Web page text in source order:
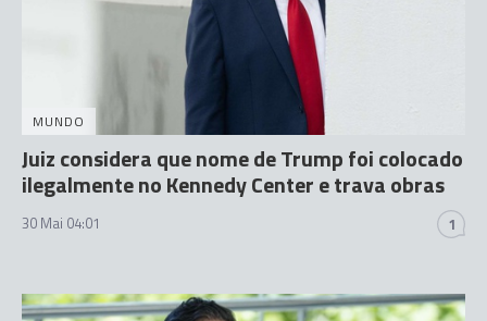
MUNDO
Juiz considera que nome de Trump foi colocado
ilegalmente no Kennedy Center e trava obras
30 Mai 04:01 1